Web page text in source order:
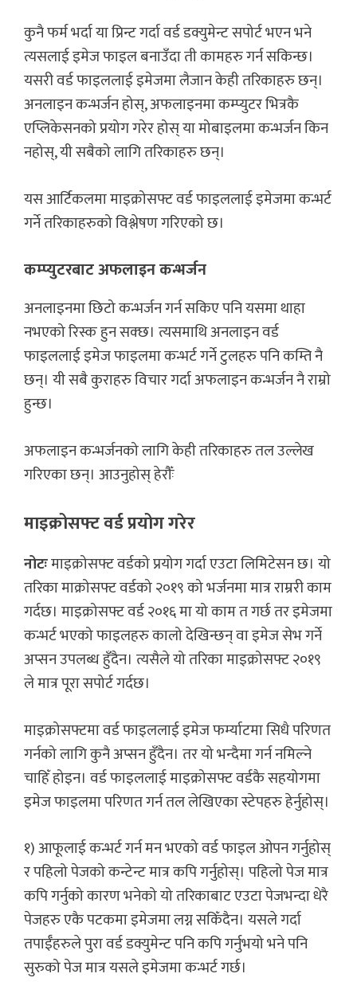
कुनै फर्म भर्दा या प्रिन्ट गर्दा वर्ड डक्युमेन्ट सपोर्ट भएन भने
त्यसलाई इमेज फाइल बनाउँदा ती कामहरु गर्न सकिन्छ।
यसरी वर्ड फाइललाई इमेजमा लैजान केही तरिकाहरु छन्।
अनलाइन कन्भर्जन होस्, अफलाइनमा कम्प्युटर भित्रकै
एप्लिकेसनको प्रयोग गरेर होस् या मोबाइलमा कन्भर्जन किन
नहोस्, यी सबैको लागि तरिकाहरु छन्।
यस आर्टिकलमा माइक्रोसफ्ट वर्ड फाइललाई इमेजमा कन्भर्ट
गर्ने तरिकाहरुको विश्लेषण गरिएको छ।
कम्प्युटरबाट अफलाइन कन्भर्जन
अनलाइनमा छिटो कन्भर्जन गर्न सकिए पनि यसमा थाहा
नभएको रिस्क हुन सक्छ। त्यसमाथि अनलाइन वर्ड
फाइललाई इमेज फाइलमा कन्भर्ट गर्ने टुलहरु पनि कम्ति नै
छन्। यी सबै कुराहरु विचार गर्दा अफलाइन कन्भर्जन नै राम्रो
हुन्छ।
अफलाइन कन्भर्जनको लागि केही तरिकाहरु तल उल्लेख
गरिएका छन्। आउनुहोस् हेरौँः
माइक्रोसफ्ट वर्ड प्रयोग गरेर
नोटःमाइक्रोसफ्ट वर्डको प्रयोग गर्दा एउटा लिमिटेसन छ। यो
तरिका माक्रोसफ्ट वर्डको २०१९ को भर्जनमा मात्र राम्ररी काम
गर्दछ। माइक्रोसफ्ट वर्ड २०१६ मा यो काम त गर्छ तर इमेजमा
कन्भर्ट भएको फाइलहरु कालो देखिन्छन् वा इमेज सेभ गर्ने
अप्सन उपलब्ध हुँदैन। त्यसैले यो तरिका माइक्रोसफ्ट २०१९
ले मात्र पूरा सपोर्ट गर्दछ।
माइक्रोसफ्टमा वर्ड फाइललाई इमेज फर्म्याटमा सिधै परिणत
गर्नको लागि कुनै अप्सन हुँदैन। तर यो भन्दैमा गर्न नमिल्ने
चाहिँ होइन। वर्ड फाइललाई माइक्रोसफ्ट वर्डकै सहयोगमा
इमेज फाइलमा परिणत गर्न तल लेखिएका स्टेपहरु हेर्नुहोस्।
१) आफूलाई कन्भर्ट गर्न मन भएको वर्ड फाइल ओपन गर्नुहोस्
र पहिलो पेजको कन्टेन्ट मात्र कपि गर्नुहोस्। पहिलो पेज मात्र
कपि गर्नुको कारण भनेको यो तरिकाबाट एउटा पेजभन्दा धेरै
पेजहरु एकै पटकमा इमेजमा लग्न सकिँदैन। यसले गर्दा
तपाईँहरुले पुरा वर्ड डक्युमेन्ट पनि कपि गर्नुभयो भने पनि
सुरुको पेज मात्र यसले इमेजमा कन्भर्ट गर्छ।